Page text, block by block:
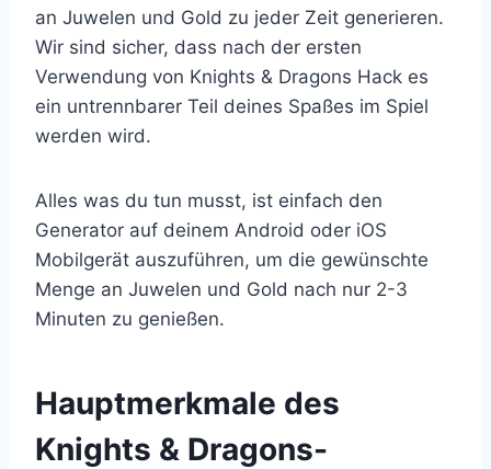
an Juwelen und Gold zu jeder Zeit generieren.
Wir sind sicher, dass nach der ersten
Verwendung von Knights & Dragons Hack es
ein untrennbarer Teil deines Spaßes im Spiel
werden wird.
Alles was du tun musst, ist einfach den
Generator auf deinem Android oder iOS
Mobilgerät auszuführen, um die gewünschte
Menge an Juwelen und Gold nach nur 2-3
Minuten zu genießen.
​Hauptmerkmale des
Knights & Dragons-